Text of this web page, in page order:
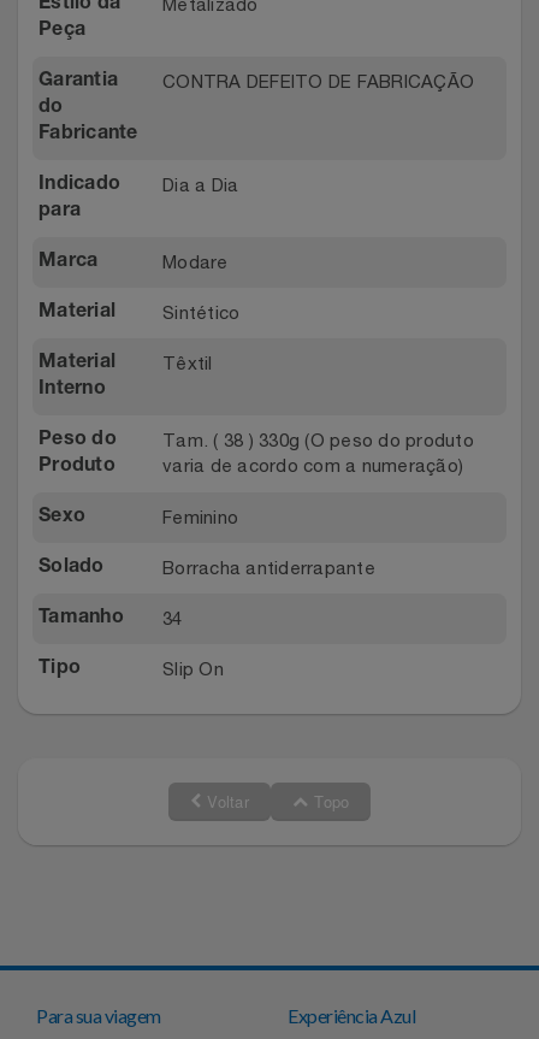
Relógios
Saúde E Bem-Estar
Utilidades Industriais
Stanley Pmi
The Bar
Tramontina
Estilo da
Peça
Metalizado
Garantia
do
Fabricante
CONTRA DEFEITO DE FABRICAÇÃO
Indicado
para
Dia a Dia
Marca Modare
Material Sintético
Material
Interno
Têxtil
Peso do
Produto
Tam. ( 38 ) 330g (O peso do produto
varia de acordo com a numeração)
Sexo Feminino
Solado Borracha antiderrapante
Tamanho 34
Tipo Slip On
Voltar Topo
Para sua viagem Experiência Azul